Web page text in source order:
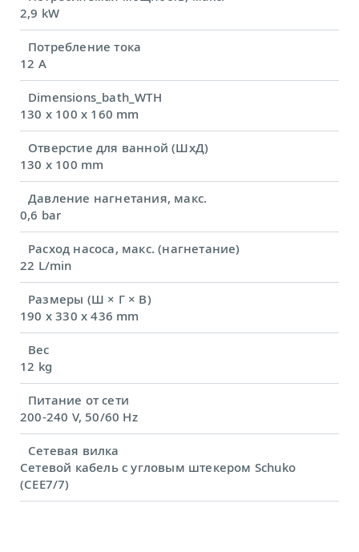
2,9 kW
Потребление тока
12 A
Dimensions_bath_WTH
130 x 100 x 160 mm
Отверстие для ванной (ШхД)
130 x 100 mm
Давление нагнетания, макс.
0,6 bar
Расход насоса, макс. (нагнетание)
22 L/min
Размеры (Ш × Г × В)
190 x 330 x 436 mm
Вес
12 kg
Питание от сети
200-240 V, 50/60 Hz
Сетевая вилка
Сетевой кабель с угловым штекером Schuko
(CEE7/7)